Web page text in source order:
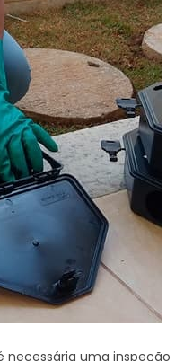
necessária uma inspeção